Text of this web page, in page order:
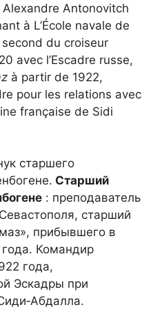
Antonovitch
à L’École navale de
du croiseur
avec l’Escadre russe,
à partir de 1922,
pour les relations avec
française de Sidi
старшего
Старший
: преподаватель
старший
прибывшего в
года. Командир
года,
Эскадры при